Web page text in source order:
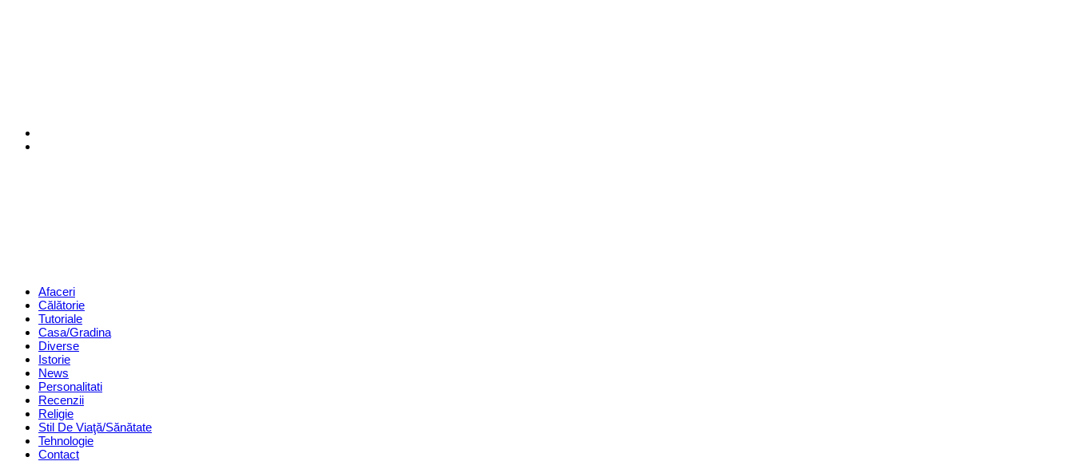
Menu Afaceri
Călătorie
Tutoriale
Casa/Gradina
Diverse
Istorie
News
Personalitati
Recenzii
Religie
Stil De Viaţă/Sănătate
Tehnologie
Contact